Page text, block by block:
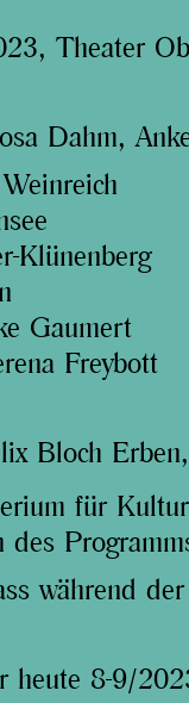
Theater
Dahm,
Klünenberg
Gaumert
Freybott
Bloch
für
während
heute 8-9/